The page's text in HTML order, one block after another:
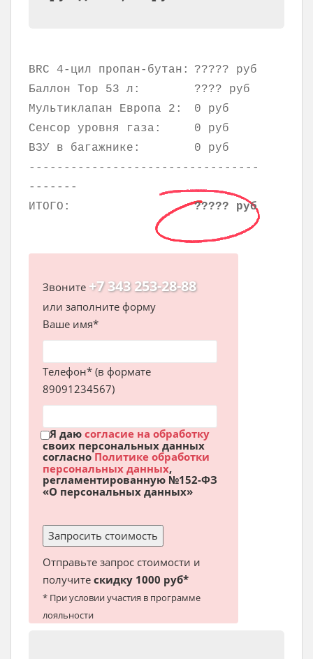
BRC 4-цил пропан-бутан:
????? руб
Баллон Тор 53 л:
???? руб
Мультиклапан Европа 2:
0 руб
Сенсор уровня газа:
0 руб
ВЗУ в багажнике:
0 руб
---------------------------------
-------
ИТОГО:
????? руб
Звоните +7 343 253-28-88
или заполните форму
Ваше имя*
Телефон* (в формате
89091234567)
Я даю согласие на обработку
своих персональных данных
согласноПолитике обработки
персональных данных,
регламентированную №152-ФЗ
«О персональных данных»
Отправьте запрос стоимости и
получите скидку 1000 руб*
* При условии участия в программе
лояльности